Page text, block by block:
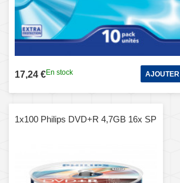
17,24 €En stock
1x100 Philips DVD+R 4,7GB 16x SP